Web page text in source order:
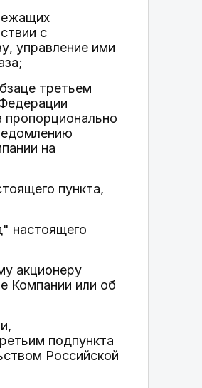
с
управление ими
третьем
пропорционально
на
пункта,
настоящего
акционеру
Компании или об
подпункта
Российской